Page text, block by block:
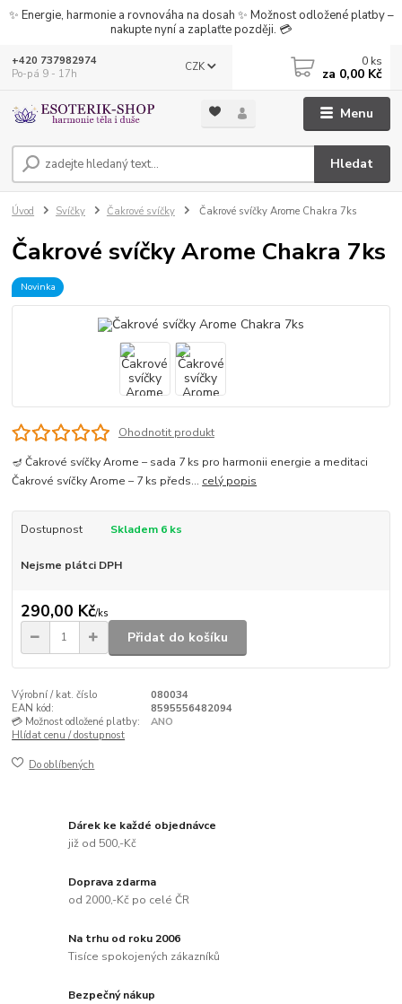
✨ Energie, harmonie a rovnováha na dosah ✨ Možnost odložené platby –
nakupte nyní a zaplaťte později. 💳
Menu
CZK
Hledat
+420 737982974
Po-pá 9 - 17h
0 ks
za 0,00 Kč
Úvod Svíčky Čakrové svíčky Čakrové svíčky Arome Chakra 7ks
Čakrové svíčky Arome Chakra 7ks
Novinka
Ohodnotit produkt
🪔 Čakrové svíčky Arome – sada 7 ks pro harmonii energie a meditaci
Čakrové svíčky Arome – 7 ks předs... celý popis
Dostupnost Skladem 6 ks
Nejsme plátci DPH
290,00 Kč/ks
Přidat do košíku
Výrobní / kat. číslo
080034
EAN kód:
8595556482094
💳 Možnost odložené platby:
ANO
Hlídat cenu / dostupnost
Do oblíbených
Dárek ke každé objednávce
již od 500,-Kč
Doprava zdarma
od 2000,-Kč po celé ČR
Na trhu od roku 2006
Tisíce spokojených zákazníků
Bezpečný nákup